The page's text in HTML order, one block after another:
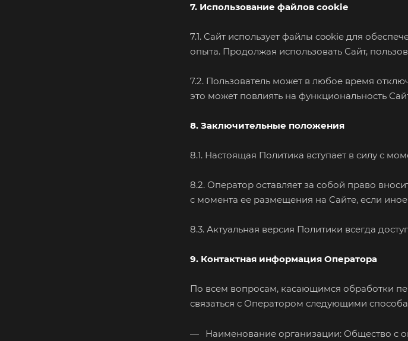
7. Использование файлов cookie
7.1. Сайт использует файлы cookie для
опыта. Продолжая использовать Сайт,
7.2. Пользователь может в любое время
это может повлиять на функциональность
8. Заключительные положения
8.1. Настоящая Политика вступает в силу с
8.2. Оператор оставляет за собой право
с момента ее размещения на Сайте, если
8.3. Актуальная версия Политики всегда
9. Контактная информация Оператора
По всем вопросам, касающимся обработки
связаться с Оператором следующими
Наименование организации: Общество с